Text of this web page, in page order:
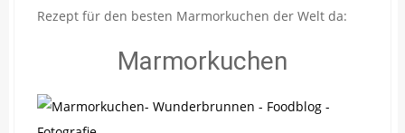
Rezept für den besten Marmorkuchen der Welt da:
Marmorkuchen